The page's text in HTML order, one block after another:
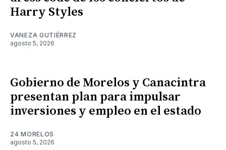
Harry Styles
VANEZA GUTIÉRREZ
agosto 5, 2026
Gobierno de Morelos y Canacintra
presentan plan para impulsar
inversiones y empleo en el estado
24 MORELOS
agosto 5, 2026